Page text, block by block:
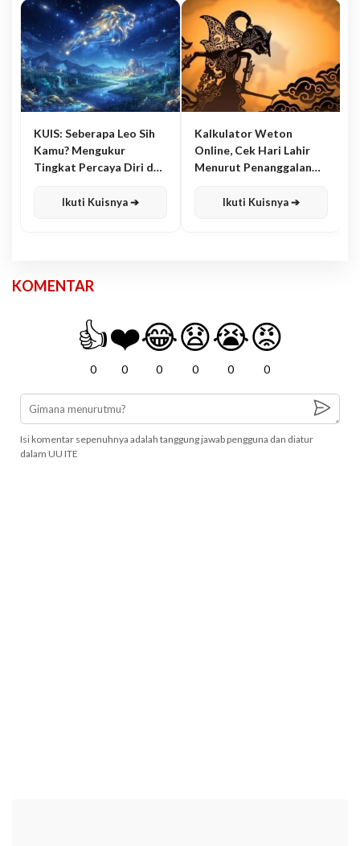
KUIS: Seberapa Leo Sih
Kamu? Mengukur
Tingkat Percaya Diri dan
Ikuti Kuisnya ➔
Kalkulator Weton
Online, Cek Hari Lahir
Menurut Penanggalan
Ikuti Kuisnya ➔
KOMENTAR
👍
0
❤️
0
😂
0
😧
0
😭
0
😡
0
Isi komentar sepenuhnya adalah tanggung jawab pengguna dan diatur
dalam UU ITE